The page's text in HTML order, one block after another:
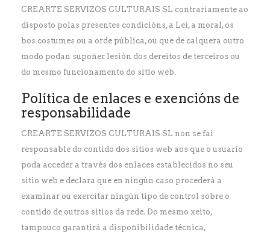
CREARTE SERVIZOS CULTURAIS SL contrariamente ao
disposto polas presentes condicións, a Lei, a moral, os
bos costumes ou a orde pública, ou que de calquera outro
modo podan supoñer lesión dos dereitos de terceiros ou
do mesmo funcionamento do sitio web.
Política de enlaces e exencións de
responsabilidade
CREARTE SERVIZOS CULTURAIS SL non se fai
responsable do contido dos sitios web aos que o usuario
poda acceder a través dos enlaces establecidos no seu
sitio web e declara que en ningún caso procederá a
examinar ou exercitar ningún tipo de control sobre o
contido de outros sitios da rede. Do mesmo xeito,
tampouco garantirá a dispoñibilidade técnica,